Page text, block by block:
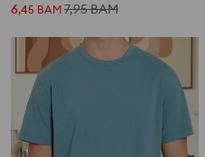
6,45 BAM 7,95BAM